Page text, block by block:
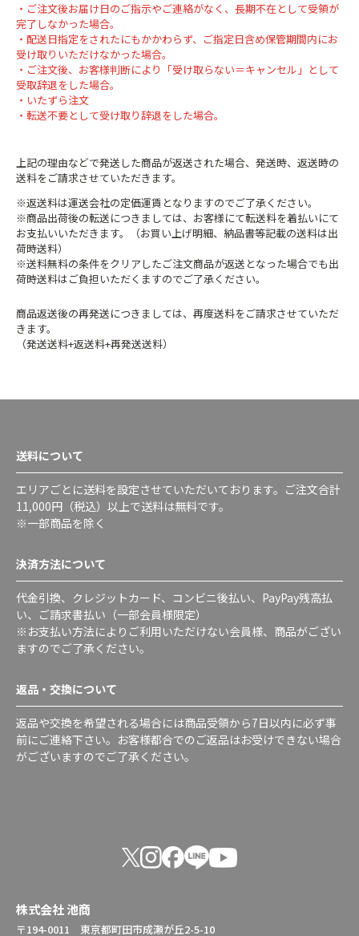
・ご注文後お届け日のご指示やご連絡がなく、長期不在として受領が
完了しなかった場合。
・配送日指定をされたにもかかわらず、ご指定日含め保管期間内にお
受け取りいただけなかった場合。
・ご注文後、お客様判断により「受け取らない＝キャンセル」として
受取辞退をした場合。
・いたずら注文
・転送不要として受け取り辞退をした場合。
上記の理由などで発送した商品が返送された場合、発送時、返送時の
送料をご請求させていただきます。
※返送料は運送会社の定価運賃となりますのでご了承ください。
※商品出荷後の転送につきましては、お客様にて転送料を着払いにて
お支払いいただきます。（お買い上げ明細、納品書等記載の送料は出
荷時送料）
※送料無料の条件をクリアしたご注文商品が返送となった場合でも出
荷時送料はご負担いただくますのでご了承ください。
商品返送後の再発送につきましては、再度送料をご請求させていただ
きます。
（発送送料+返送料+再発送送料）
送料について
エリアごとに送料を設定させていただいております。ご注文合計
11,000円（税込）以上で送料は無料です。
※一部商品を除く
決済方法について
代金引換、クレジットカード、コンビニ後払い、PayPay残高払
い、ご請求書払い（一部会員様限定）
※お支払い方法によりご利用いただけない会員様、商品がござい
ますのでご了承ください。
返品・交換について
返品や交換を希望される場合には商品受領から7日以内に必ず事
前にご連絡下さい。お客様都合でのご返品はお受けできない場合
がございますのでご了承ください。
株式会社 池商
〒194-0011 東京都町田市成瀬が丘2-5-10